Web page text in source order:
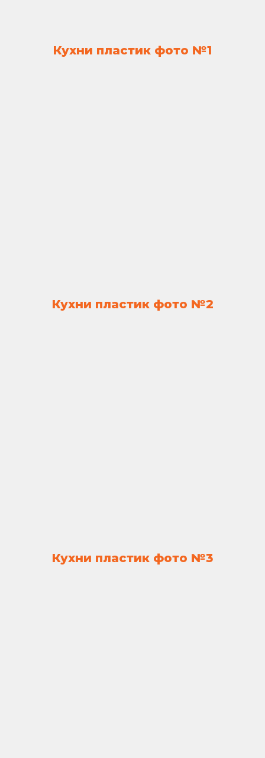
Кухни пластик фото №1
Кухни пластик фото №2
Кухни пластик фото №3